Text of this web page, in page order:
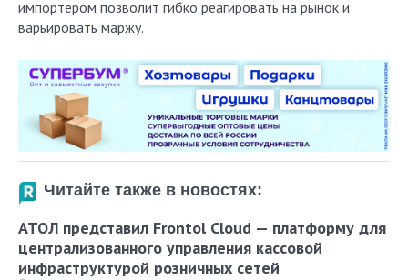
импортером позволит гибко реагировать на рынок и
варьировать маржу.
Читайте также в новостях:
АТОЛ представил Frontol Cloud — платформу для
централизованного управления кассовой
инфраструктурой розничных сетей